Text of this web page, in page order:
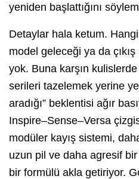
yeniden başlattığını
Detaylar hala ketum.
model geleceği ya da
yok. Buna karşın kulislerde
serileri tazelemek yerine
aradığı” beklentisi ağır
Inspire–Sense–Versa
modüler kayış sistemi,
uzun pil ve daha agresif bir
bir formülü akla getiriyor.